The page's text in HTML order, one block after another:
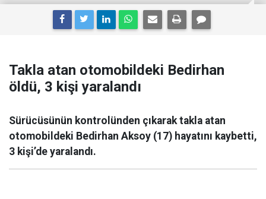
Takla atan otomobildeki Bedirhan
öldü, 3 kişi yaralandı
Sürücüsünün kontrolünden çıkarak takla atan
otomobildeki Bedirhan Aksoy (17) hayatını kaybetti,
3 kişi’de yaralandı.